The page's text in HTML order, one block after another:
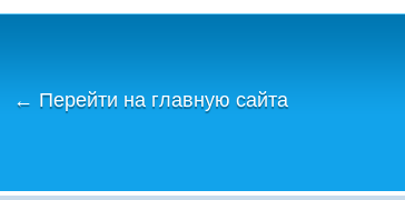
← Перейти на главную сайта